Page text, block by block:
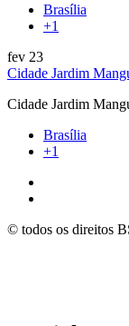
Brasília
+1
fev 23
Cidade Jardim
Cidade Jardim
Brasília
+1
© todos os direitos